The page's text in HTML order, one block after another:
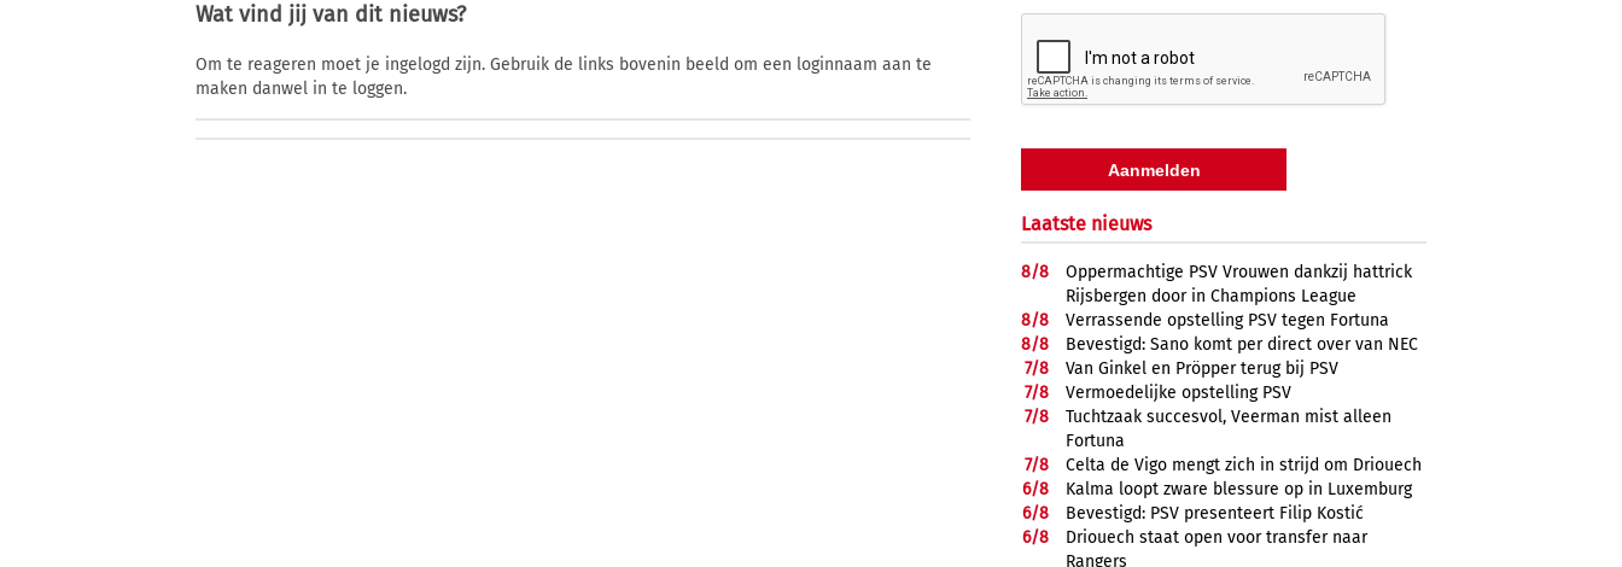
Wat vind jij van dit nieuws?
Om te reageren moet je ingelogd zijn. Gebruik de links bovenin beeld om een loginnaam aan te
maken danwel in te loggen.
Laatste nieuws
8/8
Oppermachtige PSV Vrouwen dankzij hattrick
Rijsbergen door in Champions League
8/8
Verrassende opstelling PSV tegen Fortuna
8/8
Bevestigd: Sano komt per direct over van NEC
7/8
Van Ginkel en Pröpper terug bij PSV
7/8
Vermoedelijke opstelling PSV
7/8
Tuchtzaak succesvol, Veerman mist alleen
Fortuna
7/8
Celta de Vigo mengt zich in strijd om Driouech
6/8
Kalma loopt zware blessure op in Luxemburg
6/8
Bevestigd: PSV presenteert Filip Kostić
6/8
Driouech staat open voor transfer naar
Rangers